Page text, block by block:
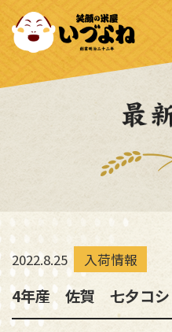
2022.8.25 入荷情報
4年産 佐賀 七夕コシ